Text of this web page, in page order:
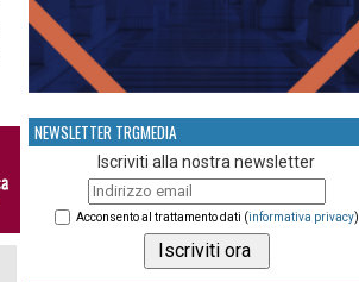
NEWSLETTER TRGMEDIA
Iscriviti alla nostra newsletter
Acconsento al trattamento dati (informativa privacy)